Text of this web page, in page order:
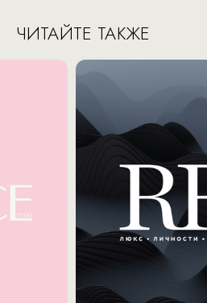
ЧИТАЙТЕ ТАКЖЕ